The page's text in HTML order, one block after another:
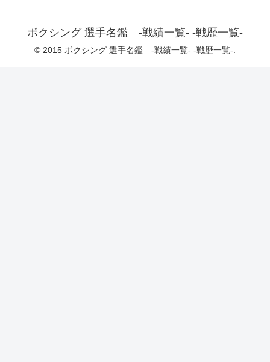
ボクシング 選手名鑑 -戦績一覧- -戦歴一覧-
© 2015 ボクシング 選手名鑑 -戦績一覧- -戦歴一覧-.